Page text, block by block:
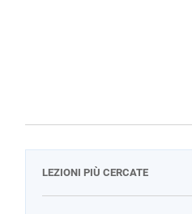
LEZIONI PIÙ CERCATE